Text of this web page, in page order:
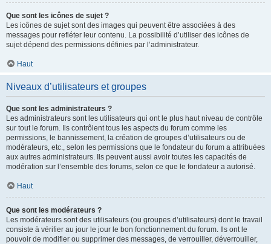
Que sont les icônes de sujet ?
Les icônes de sujet sont des images qui peuvent être associées à des
messages pour refléter leur contenu. La possibilité d’utiliser des icônes de
sujet dépend des permissions définies par l’administrateur.
Haut
Niveaux d’utilisateurs et groupes
Que sont les administrateurs ?
Les administrateurs sont les utilisateurs qui ont le plus haut niveau de contrôle
sur tout le forum. Ils contrôlent tous les aspects du forum comme les
permissions, le bannissement, la création de groupes d’utilisateurs ou de
modérateurs, etc., selon les permissions que le fondateur du forum a attribuées
aux autres administrateurs. Ils peuvent aussi avoir toutes les capacités de
modération sur l’ensemble des forums, selon ce que le fondateur a autorisé.
Haut
Que sont les modérateurs ?
Les modérateurs sont des utilisateurs (ou groupes d’utilisateurs) dont le travail
consiste à vérifier au jour le jour le bon fonctionnement du forum. Ils ont le
pouvoir de modifier ou supprimer des messages, de verrouiller, déverrouiller,